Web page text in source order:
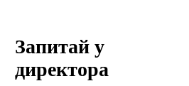
Запитай у
директора